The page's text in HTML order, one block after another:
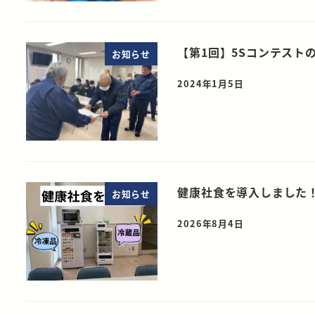
お知らせ 【第1回】5Sコンテスト
2024年1月5日
お知らせ 健康社食を導入しました！
2026年8月4日